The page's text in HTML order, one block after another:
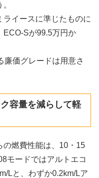
イースに準じたものに
ECO-Sが99.5万円か
廉価グレードは用意さ
容量を減らして軽
の燃費性能は、10・15
モードではアルトエコ
Lと、わずか0.2km/Lア